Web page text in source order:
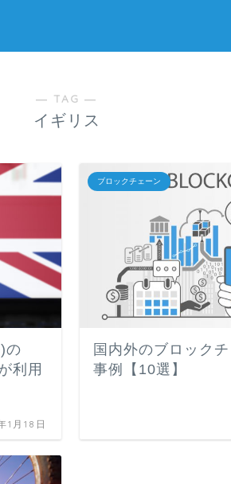
― TAG ―
イギリス
の
利用
1月18日
ブロックチェーン
国内外のブロック
事例【10選】